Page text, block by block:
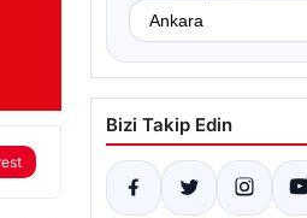
Bizi Takip Edin